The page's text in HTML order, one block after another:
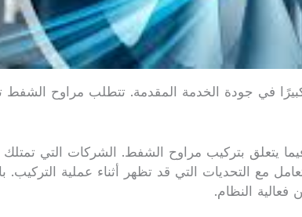
في جودة الخدمة المقدمة. تتطلب مراوح الشفط
يتعلق بتركيب مراوح الشفط. الشركات التي
مع التحديات التي قد تظهر أثناء عملية
فعالية النظام.